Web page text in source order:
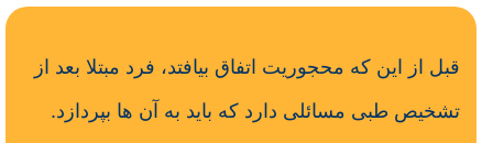
قبل از این که محجوریت اتفاق بیافتد، فرد مبتلا بعد از
تشخیص طبی مسائلی دارد که باید به آن ها بپردازد.